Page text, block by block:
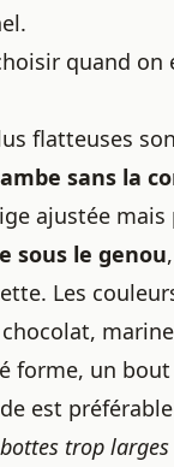
quand on
flatteuses
sans la
ajustée
sous le genou
Les
forme, un
est
trop